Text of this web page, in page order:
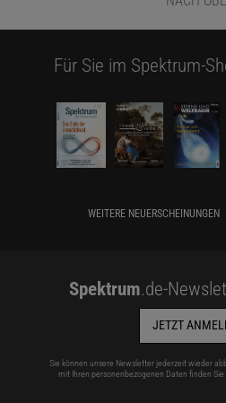
Für Sie im Spektrum-
WEITERE NEUERSCHEINUNGEN
Spektrum.de-
JETZT
Sie können unsere Newsletter jederzeit wieder
mit Ihren personenbezogenen Daten finden Sie